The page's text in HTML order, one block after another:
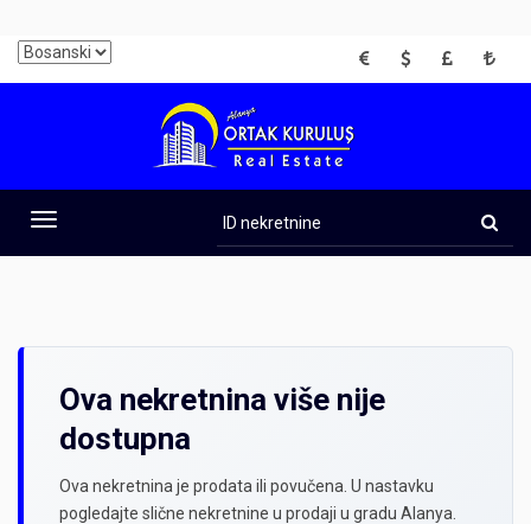
EUR USD GBP TRY
Toggle
navigation
nekretnine
Ova nekretnina više nije
dostupna
Ova nekretnina je prodata ili povučena. U nastavku
pogledajte slične nekretnine u prodaji u gradu Alanya.